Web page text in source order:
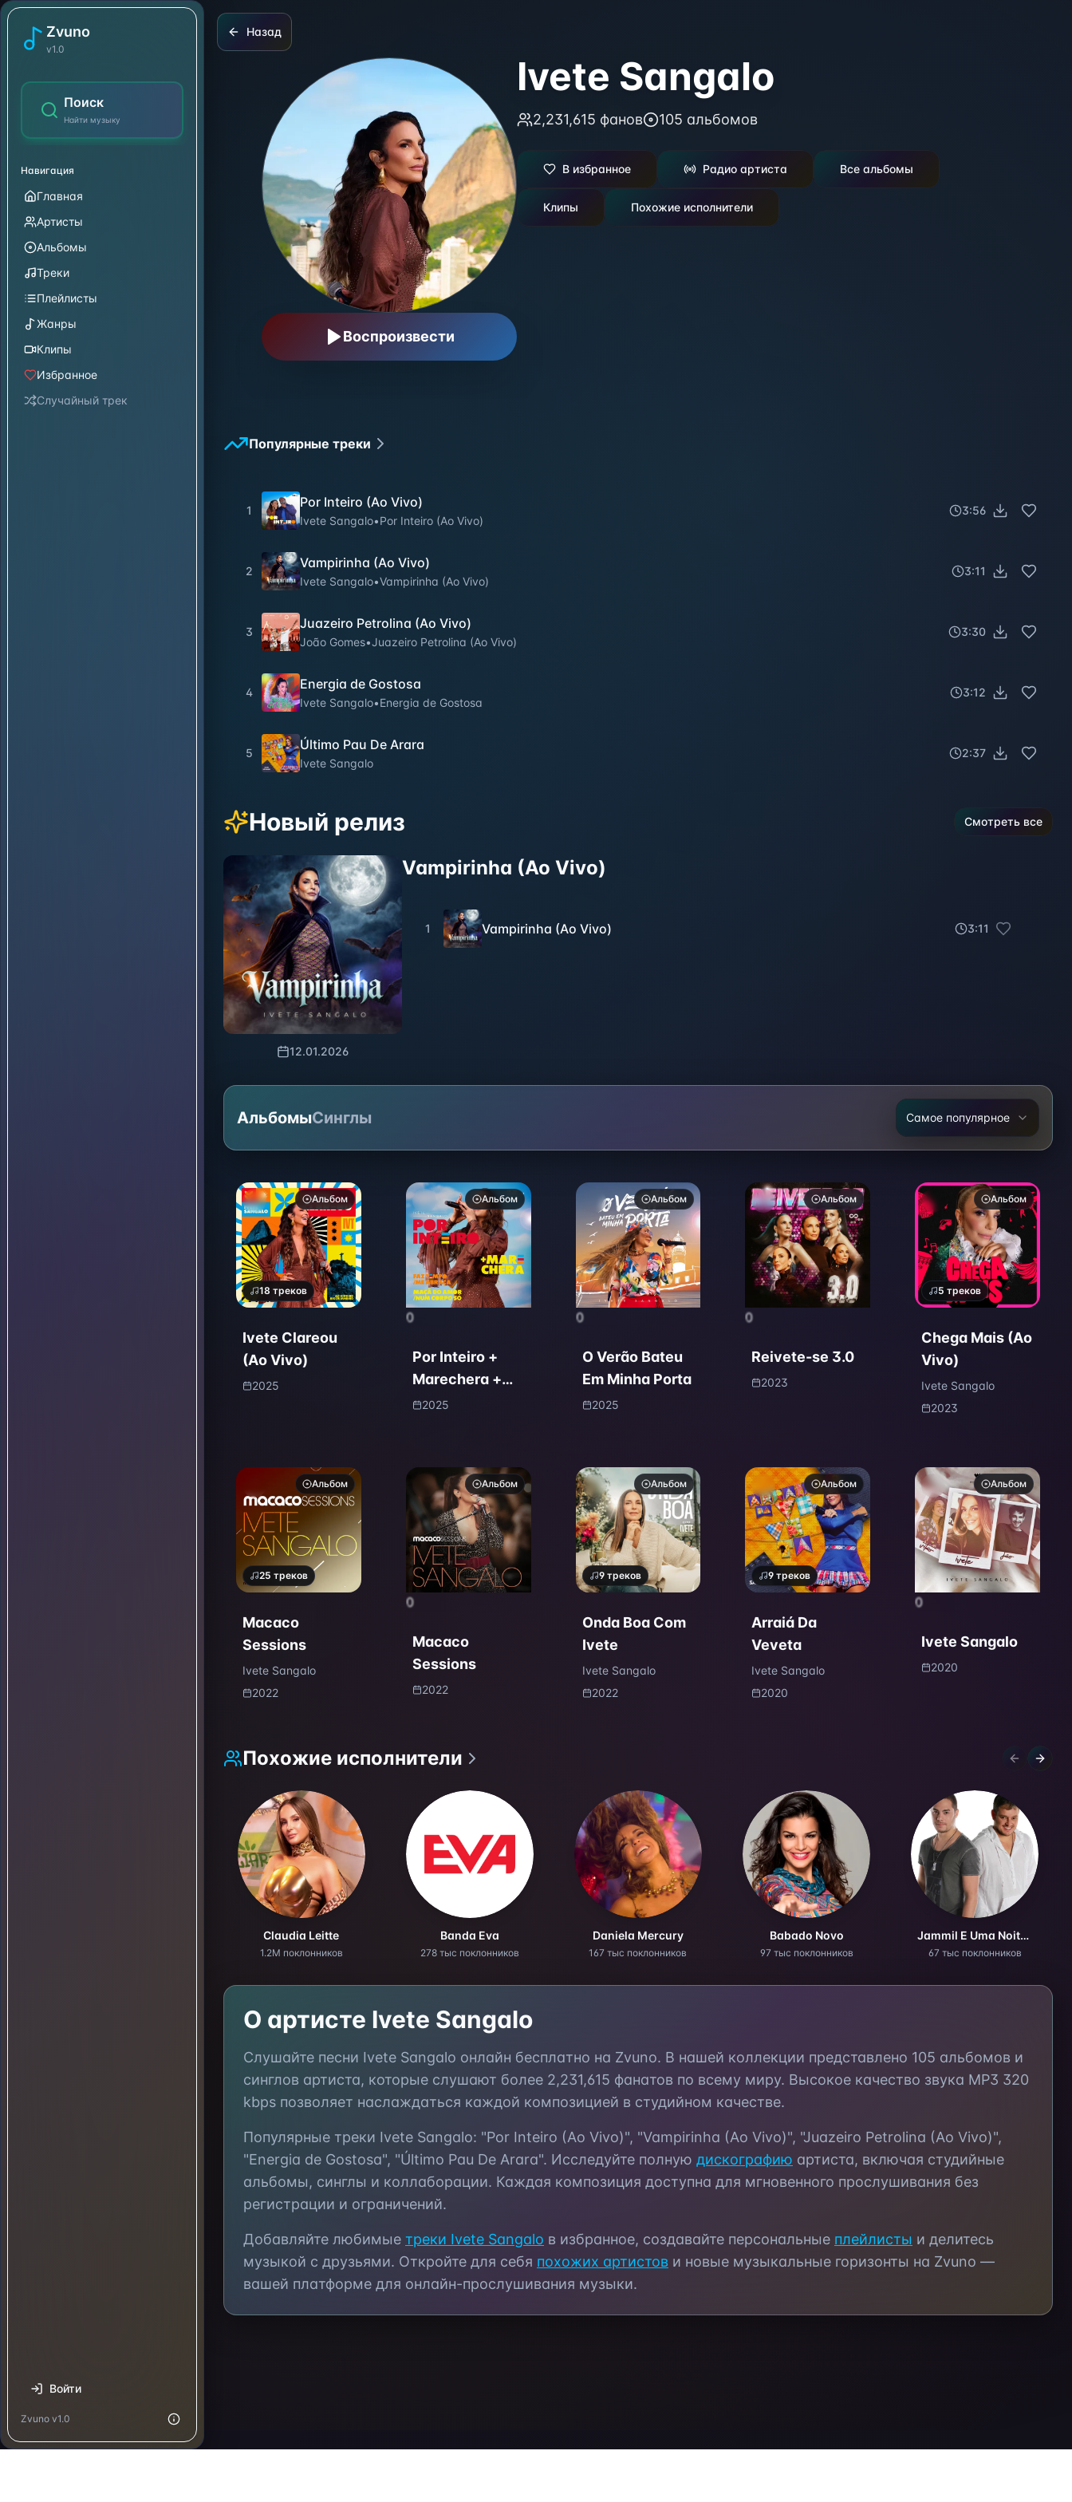
Zvuno
v1.0
Поиск
Найти музыку
Навигация
Главная
Артисты
Альбомы
Треки
Плейлисты
Жанры
Клипы
Избранное
Случайный трек
Войти
Zvuno v1.0
Ivete Sangalo
Назад
Воспроизвести
Ivete Sangalo
2,231,615 фанов 105 альбомов
В избранное Радио артиста Все альбомы
Клипы Похожие исполнители
Популярные треки
1
Por Inteiro (Ao Vivo)
Ivete Sangalo•Por Inteiro (Ao Vivo)
3:56
2
Vampirinha (Ao Vivo)
Ivete Sangalo•Vampirinha (Ao Vivo)
3:11
3
Juazeiro Petrolina (Ao Vivo)
João Gomes•Juazeiro Petrolina (Ao Vivo)
3:30
4
Energia de Gostosa
Ivete Sangalo•Energia de Gostosa
3:12
5
Último Pau De Arara
Ivete Sangalo
2:37
Новый релиз Смотреть все
12.01.2026
Vampirinha (Ao Vivo)
1 Vampirinha (Ao Vivo) 3:11
АльбомыСинглы Самое популярное
Альбом
18 треков
Ivete Clareou
(Ao Vivo)
2025
Альбом
0
Por Inteiro +
Marechera +
Faz Tempo / Me
Corpo Só (Ao
Vivo)
2025
Альбом
0
O Verão Bateu
Em Minha Porta
2025
Альбом
0
Reivete-se 3.0
2023
Альбом
5 треков
Chega Mais (Ao
Vivo)
Ivete Sangalo
2023
Альбом
25 треков
Macaco
Sessions
Ivete Sangalo
2022
Альбом
0
Macaco
Sessions
2022
Альбом
9 треков
Onda Boa Com
Ivete
Ivete Sangalo
2022
Альбом
9 треков
Arraiá Da
Veveta
Ivete Sangalo
2020
Альбом
0
Ivete Sangalo
2020
Похожие исполнители Previous
Next
Claudia Leitte
1.2M поклонников
Banda Eva
278 тыс поклонников
Daniela Mercury
167 тыс поклонников
Babado Novo
97 тыс поклонников
Jammil E Uma Noites
67 тыс поклонников
О артисте Ivete Sangalo
Слушайте песни Ivete Sangalo онлайн бесплатно на Zvuno. В нашей коллекции представлено 105 альбомов и
синглов артиста, которые слушают более 2,231,615 фанатов по всему миру. Высокое качество звука MP3 320
kbps позволяет наслаждаться каждой композицией в студийном качестве.
Популярные треки Ivete Sangalo: "Por Inteiro (Ao Vivo)", "Vampirinha (Ao Vivo)", "Juazeiro Petrolina (Ao Vivo)",
"Energia de Gostosa", "Último Pau De Arara". Исследуйте полную дискографию артиста, включая студийные
альбомы, синглы и коллаборации. Каждая композиция доступна для мгновенного прослушивания без
регистрации и ограничений.
Добавляйте любимые треки Ivete Sangalo в избранное, создавайте персональные плейлисты и делитесь
музыкой с друзьями. Откройте для себя похожих артистов и новые музыкальные горизонты на Zvuno —
вашей платформе для онлайн-прослушивания музыки.